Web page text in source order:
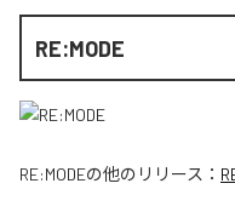
RE:MODE
RE:MODEの他のリリース：